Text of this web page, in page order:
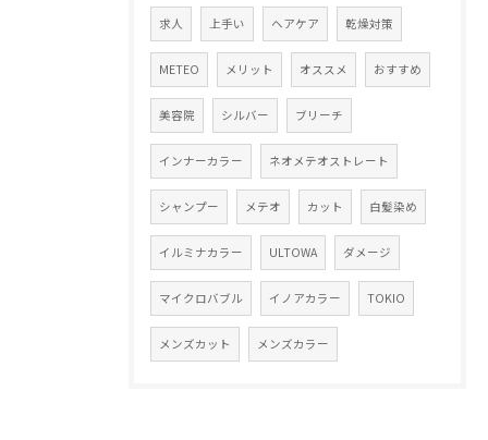
求人 上手い ヘアケア 乾燥対策
METEO メリット オススメ おすすめ
美容院 シルバー ブリーチ
インナーカラー ネオメテオストレート
シャンプー メテオ カット 白髪染め
イルミナカラー ULTOWA ダメージ
マイクロバブル イノアカラー TOKIO
メンズカット メンズカラー